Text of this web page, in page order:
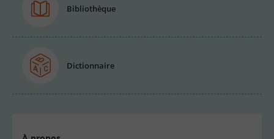
Bibliothèque
Dictionnaire